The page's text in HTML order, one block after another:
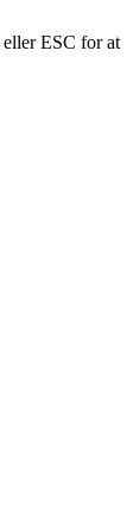
ESC for at